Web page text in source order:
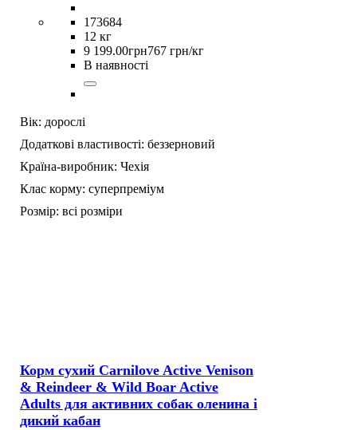
173684
12 кг
9 199.00грн767 грн/кг
В наявності
Вік: дорослі
Додаткові властивості: беззерновий
Країна-виробник: Чехія
Клас корму: суперпреміум
Розмір: всі розміри
Корм сухий Carnilove Active Venison
& Reindeer & Wild Boar Active
Adults для активних cобак оленина і
дикий кабан